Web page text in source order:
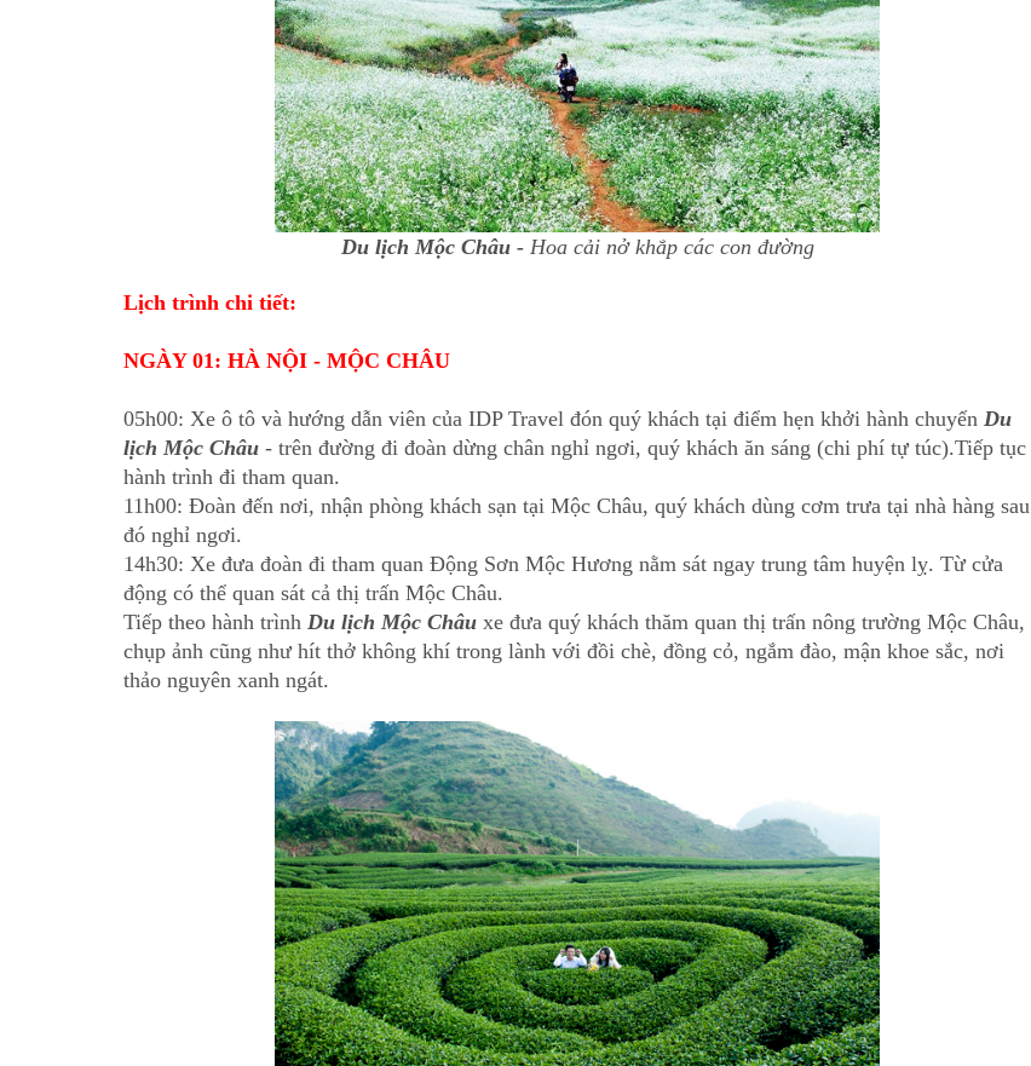
Du lịch Mộc Châu - Hoa cải nở khắp các con đường
Lịch trình chi tiết:
NGÀY 01: HÀ NỘI - MỘC CHÂU
05h00: Xe ô tô và hướng dẫn viên của IDP Travel đón quý khách tại điểm hẹn khởi hành chuyến Du
lịch Mộc Châu - trên đường đi đoàn dừng chân nghỉ ngơi, quý khách ăn sáng (chi phí tự túc).Tiếp tục
hành trình đi tham quan.
11h00: Đoàn đến nơi, nhận phòng khách sạn tại Mộc Châu, quý khách dùng cơm trưa tại nhà hàng sau
đó nghỉ ngơi.
14h30: Xe đưa đoàn đi tham quan Động Sơn Mộc Hương nằm sát ngay trung tâm huyện lỵ. Từ cửa
động có thể quan sát cả thị trấn Mộc Châu.
Tiếp theo hành trình Du lịch Mộc Châu xe đưa quý khách thăm quan thị trấn nông trường Mộc Châu,
chụp ảnh cũng như hít thở không khí trong lành với đồi chè, đồng cỏ, ngắm đào, mận khoe sắc, nơi
thảo nguyên xanh ngát.